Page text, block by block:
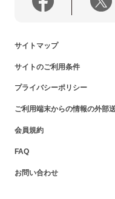
サイトマップ
サイトのご利用条件
プライバシーポリシー
ご利用端末からの情報の外部
会員規約
FAQ
お問い合わせ